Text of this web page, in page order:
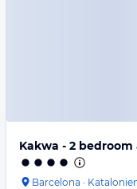
Kakwa - 2
Barcelona ·